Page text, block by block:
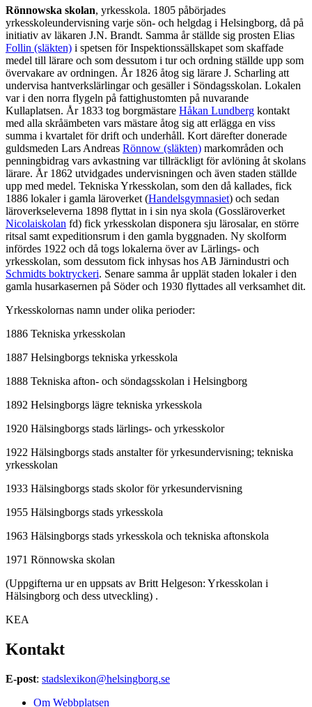
Rönnowska skolan, yrkesskola. 1805 påbörjades
yrkesskoleundervisning varje sön- och helgdag i Helsingborg, då på
initiativ av läkaren J.N. Brandt. Samma år ställde sig prosten Elias
Follin (släkten) i spetsen för Inspektionssällskapet som skaffade
medel till lärare och som dessutom i tur och ordning ställde upp som
övervakare av ordningen. År 1826 åtog sig lärare J. Scharling att
undervisa hantverkslärlingar och gesäller i Söndagsskolan. Lokalen
var i den norra flygeln på fattighustomten på nuvarande
Kullaplatsen. År 1833 tog borgmästare Håkan Lundberg kontakt
med alla skråämbeten vars mästare åtog sig att erlägga en viss
summa i kvartalet för drift och underhåll. Kort därefter donerade
guldsmeden Lars Andreas Rönnow (släkten) markområden och
penningbidrag vars avkastning var tillräckligt för avlöning åt skolans
lärare. År 1862 utvidgades undervisningen och även staden ställde
upp med medel. Tekniska Yrkesskolan, som den då kallades, fick
1886 lokaler i gamla läroverket (Handelsgymnasiet) och sedan
läroverkseleverna 1898 flyttat in i sin nya skola (Gossläroverket
Nicolaiskolan fd) fick yrkesskolan disponera sju lärosalar, en större
ritsal samt expeditionsrum i den gamla byggnaden. Ny skolform
infördes 1922 och då togs lokalerna över av Lärlings- och
yrkesskolan, som dessutom fick inhysas hos AB Järnindustri och
Schmidts boktryckeri. Senare samma år upplät staden lokaler i den
gamla husarkasernen på Söder och 1930 flyttades all verksamhet dit.
Yrkesskolornas namn under olika perioder:
1886 Tekniska yrkesskolan
1887 Helsingborgs tekniska yrkesskola
1888 Tekniska afton- och söndagsskolan i Helsingborg
1892 Helsingborgs lägre tekniska yrkesskola
1920 Hälsingborgs stads lärlings- och yrkesskolor
1922 Hälsingborgs stads anstalter för yrkesundervisning; tekniska
yrkesskolan
1933 Hälsingborgs stads skolor för yrkesundervisning
1955 Hälsingborgs stads yrkesskola
1963 Hälsingborgs stads yrkesskola och tekniska aftonskola
1971 Rönnowska skolan
(Uppgifterna ur en uppsats av Britt Helgeson: Yrkesskolan i
Hälsingborg och dess utveckling) .
KEA
Kontakt
E-post: stadslexikon@helsingborg.se
Om Webbplatsen